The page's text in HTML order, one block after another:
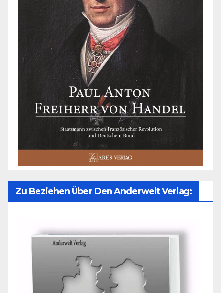
Zu Beziehen Über Den Anderwelt Verlag: